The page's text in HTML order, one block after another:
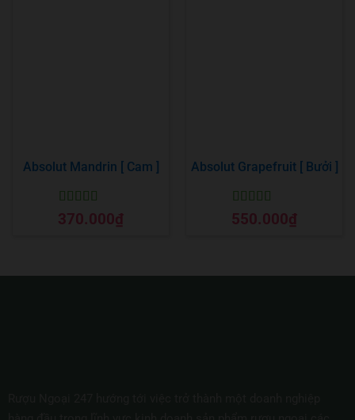
Absolut Mandrin [ Cam ]
Được xếp
hạng55 sao
370.000₫
Absolut Grapefruit [ Bưởi ]
Được xếp
hạng55 sao
550.000₫